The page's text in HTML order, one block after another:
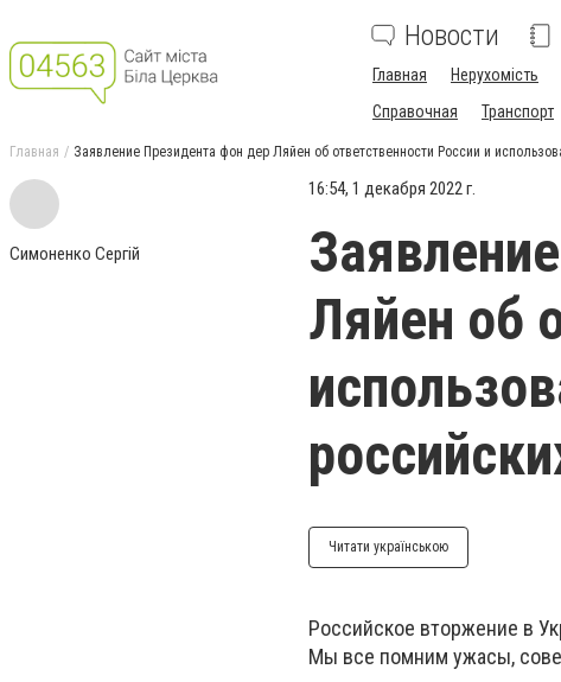
Новости
Главная Нерухомість
Справочная
Транспорт
Главная Заявление Президента фон дер Ляйен об ответственности России и
Симоненко Сергій
16:54, 1 декабря 2022 г.
Ляйен об
Читати українською
Российское вторжение в
Мы все помним ужасы,